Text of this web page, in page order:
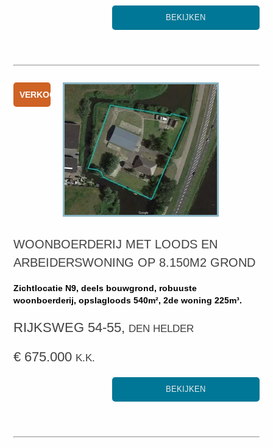
BEKIJKEN
VERKOCHT
WOONBOERDERIJ MET LOODS EN
ARBEIDERSWONING OP 8.150M2 GROND
Zichtlocatie N9, deels bouwgrond, robuuste
woonboerderij, opslagloods 540m², 2de woning 225m³.
RIJKSWEG 54-55, DEN HELDER
€ 675.000 K.K.
BEKIJKEN